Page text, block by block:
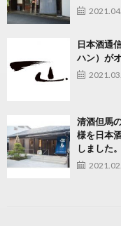
日本酒通
ハン）が
清酒但馬
様を日本
しました。